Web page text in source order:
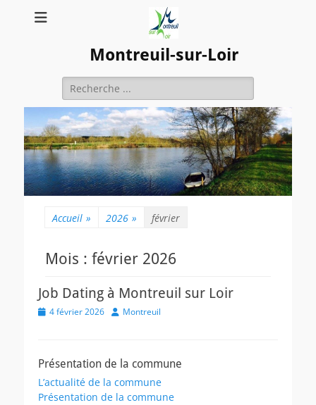
Montreuil-sur-Loir
Rechercher :
Accueil » 2026 » février
Mois : février 2026
Job Dating à Montreuil sur Loir
Posted4 février 2026 AuthorMontreuil
Présentation de la commune
L’actualité de la commune
Présentation de la commune